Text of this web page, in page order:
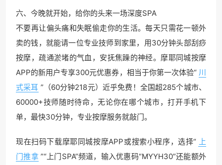
六、今晚就开始，给你的头来一场深度SPA
不要再让偏头痛和失眠偷走你的生活。每天只需花一顿外
卖的钱，就能请一位专业技师到家里，用30分钟头部刮痧
按摩，疏通淤堵的气血，安抚焦躁的神经。摩耶同城按摩
APP的新用户专享300元优惠券，相当于你第一次体验“ 川
式采耳 ”（60分钟218元）近乎免费！全国超285个城市、
60000+技师随时待命，无论你在哪个城市，打开手机下
单，最快30分钟，专业按摩服务就敲门。
现在扫码下载摩耶同城按摩APP或搜索小程序，选择“ 上
门推拿 ”“上门SPA”频道，输入优惠码“MYYH30”还能额外